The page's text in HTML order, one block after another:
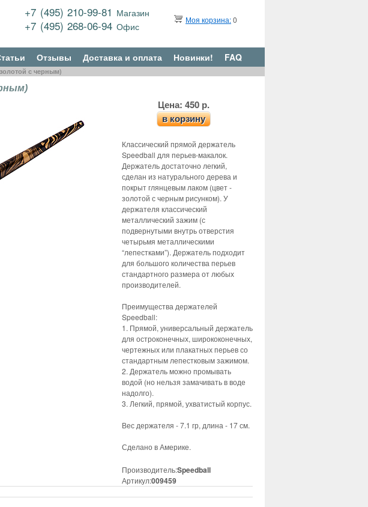
+7 (495) 210-99-81 Магазин
+7 (495) 268-06-94Офис
Моя корзина:0
Отзывы Доставка и оплата Новинки! FAQ
с черным)
Цена: 450 р.
в корзину
Классический прямой держатель
Speedball для перьев-макалок.
Держатель достаточно легкий,
сделан из натурального дерева и
покрыт глянцевым лаком (цвет -
золотой с черным рисунком). У
держателя классический
металлический зажим (с
подвернутыми внутрь отверстия
четырьмя металлическими
“лепестками”). Держатель подходит
для большого количества перьев
стандартного размера от любых
производителей.
Преимущества держателей
Speedball:
1. Прямой, универсальный держатель
для остроконечных, ширококонечных,
чертежных или плакатных перьев со
стандартным лепестковым зажимом.
2. Держатель можно промывать
водой (но нельзя замачивать в воде
надолго).
3. Легкий, прямой, ухватистый корпус.
Вес держателя - 7.1 гр, длина - 17 см.
Сделано в Америке.
Производитель:Speedball
Артикул:009459